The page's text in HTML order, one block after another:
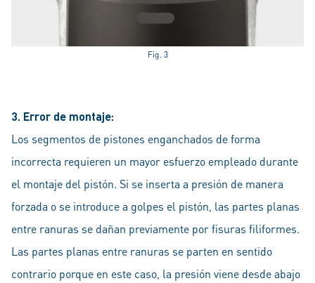
Fig. 3
3. Error de montaje:
Los segmentos de pistones enganchados de forma
incorrecta requieren un mayor esfuerzo empleado durante
el montaje del pistón. Si se inserta a presión de manera
forzada o se introduce a golpes el pistón, las partes planas
entre ranuras se dañan previamente por fisuras filiformes.
Las partes planas entre ranuras se parten en sentido
contrario porque en este caso, la presión viene desde abajo